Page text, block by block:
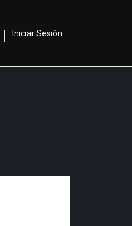
Iniciar Sesión